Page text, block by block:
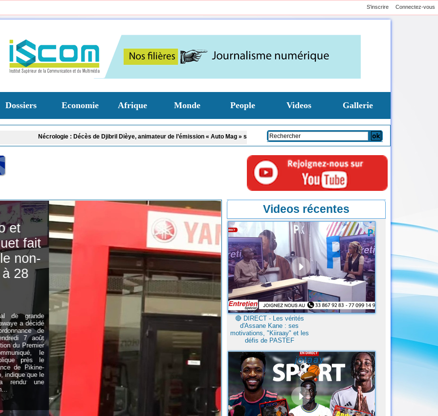
Connectez-vous
S'inscrire
Dossiers Economie Afrique Monde People Videos Gallerie
Nécrologie : Décès de Djibril Dièye, animateur de l’émission « Auto Mag » sur la TFM Affaire Pape Cheikh Diallo et Cie : le Parquet fait appel après le non-
Nécrologie : Décès
de Djibril Dièye,
animateur de
l’émission « Auto
Mag » sur la TFM
07/08/2026
Le monde des médias sénégalais est en
l’émission « Auto Mag » sur la TFM (Télé
Futurs Médias ), est décédé ce vendredi
6 août 2026, des suites d’une longue
maladie. L’annonce de sa disparition a
été faite par Bouba Ndour, directeur des
programmes de la TFM, au cours de
l’émission « Jakkaarloo ». Malade depuis
plusieurs années, Djibril Dièye traversait
une...
Videos récentes
🔴​ DIRECT - Les vérités
d'Assane Kane : ses
motivations, "Kiiraay" et les
défis de PASTEF